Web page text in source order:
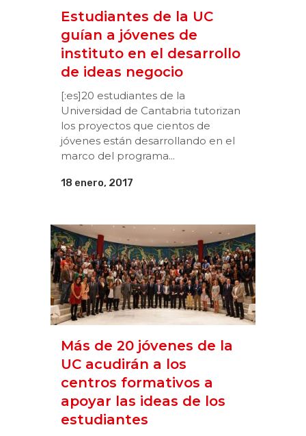
Estudiantes de la UC
guían a jóvenes de
instituto en el desarrollo
de ideas negocio
[:es]20 estudiantes de la
Universidad de Cantabria tutorizan
los proyectos que cientos de
jóvenes están desarrollando en el
marco del programa...
18 enero, 2017
Más de 20 jóvenes de la
UC acudirán a los
centros formativos a
apoyar las ideas de los
estudiantes